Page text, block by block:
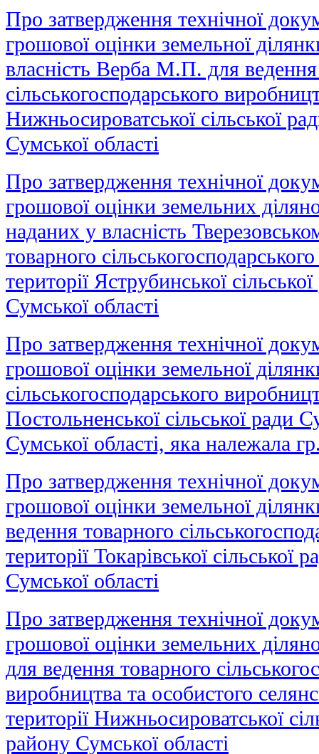
Про затвердження технічної
грошової оцінки земельної
власність Верба М.П. для
сільськогосподарського
Нижньосироватської сільської
Сумської області
Про затвердження технічної
грошової оцінки земельних
наданих у власність
товарного
території Яструбинської
Сумської області
Про затвердження технічної
грошової оцінки земельної
сільськогосподарського
Постольненської сільської ради
Сумської області, яка належала
Про затвердження технічної
грошової оцінки земельної
ведення товарного
території Токарівської
Сумської області
Про затвердження технічної
грошової оцінки земельних
для ведення товарного
виробництва та особистого
території Нижньосироватської
району Сумської області